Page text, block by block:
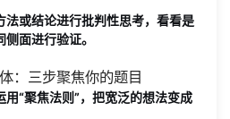
法或结论进行批判性思考，看看是
面进行验证。
：三步聚焦你的题目
“聚焦法则”，把宽泛的想法变成